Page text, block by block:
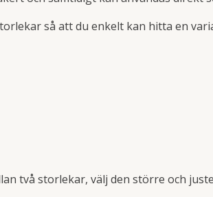
så att du enkelt kan hitta en
två storlekar, välj den större och